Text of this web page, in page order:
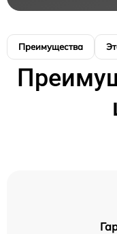
Преимущества